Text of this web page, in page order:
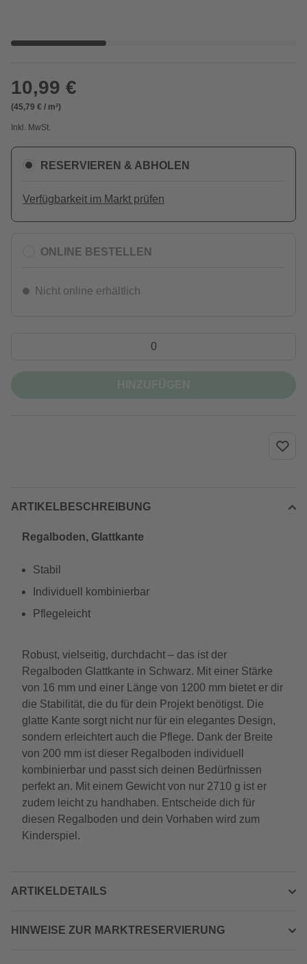
10,99 €
(45,79 € / m²)
Inkl. MwSt.
RESERVIEREN & ABHOLEN
Verfügbarkeit im Markt prüfen
ONLINE BESTELLEN
Nicht online erhältlich
ARTIKELBESCHREIBUNG
Regalboden, Glattkante
Stabil
Individuell kombinierbar
Pflegeleicht
Robust, vielseitig, durchdacht – das ist der
Regalboden Glattkante in Schwarz. Mit einer Stärke
von 16 mm und einer Länge von 1200 mm bietet er dir
die Stabilität, die du für dein Projekt benötigst. Die
glatte Kante sorgt nicht nur für ein elegantes Design,
sondern erleichtert auch die Pflege. Dank der Breite
von 200 mm ist dieser Regalboden individuell
kombinierbar und passt sich deinen Bedürfnissen
perfekt an. Mit einem Gewicht von nur 2710 g ist er
zudem leicht zu handhaben. Entscheide dich für
diesen Regalboden und dein Vorhaben wird zum
Kinderspiel.
ARTIKELDETAILS
HINWEISE ZUR MARKTRESERVIERUNG